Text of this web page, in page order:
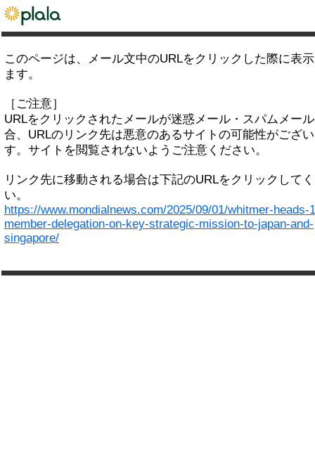
このページは、メール文中のURLをクリックした際に表
ます。
［ご注意］
URLをクリックされたメールが迷惑メール・スパムメー
合、URLのリンク先は悪意のあるサイトの可能性がござ
す。サイトを閲覧されないようご注意ください。
リンク先に移動される場合は下記のURLをクリックして
い。
https://www.mondialnews.com/2025/09/01/whitmer-heads-
member-delegation-on-key-strategic-mission-to-japan-and-
singapore/